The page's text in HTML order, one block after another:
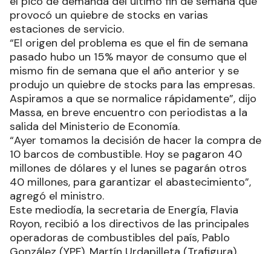
provocó un quiebre de stocks en varias
estaciones de servicio.
“El origen del problema es que el fin de semana
pasado hubo un 15% mayor de consumo que el
mismo fin de semana que el año anterior y se
produjo un quiebre de stocks para las empresas.
Aspiramos a que se normalice rápidamente”, dijo
Massa, en breve encuentro con periodistas a la
salida del Ministerio de Economía.
“Ayer tomamos la decisión de hacer la compra de
10 barcos de combustible. Hoy se pagaron 40
millones de dólares y el lunes se pagarán otros
40 millones, para garantizar el abastecimiento”,
agregó el ministro.
Este mediodía, la secretaria de Energía, Flavia
Royon, recibió a los directivos de las principales
operadoras de combustibles del país, Pablo